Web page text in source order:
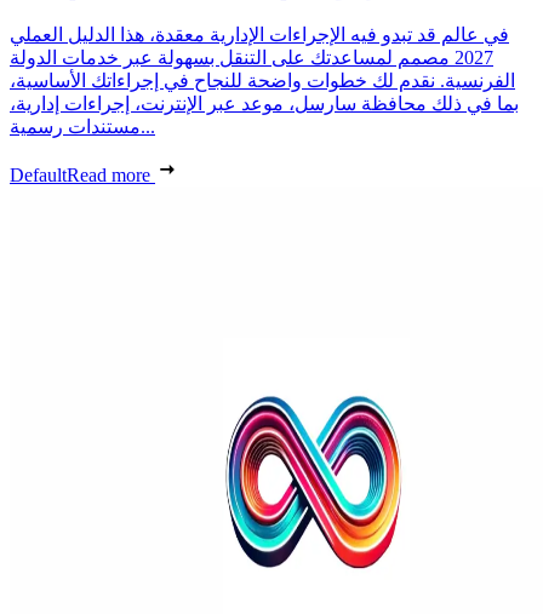
في عالم قد تبدو فيه الإجراءات الإدارية معقدة، هذا الدليل العملي
2027 مصمم لمساعدتك على التنقل بسهولة عبر خدمات الدولة
الفرنسية. نقدم لك خطوات واضحة للنجاح في إجراءاتك الأساسية،
بما في ذلك محافظة سارسل، موعد عبر الإنترنت، إجراءات إدارية،
مستندات رسمية...
DefaultRead more